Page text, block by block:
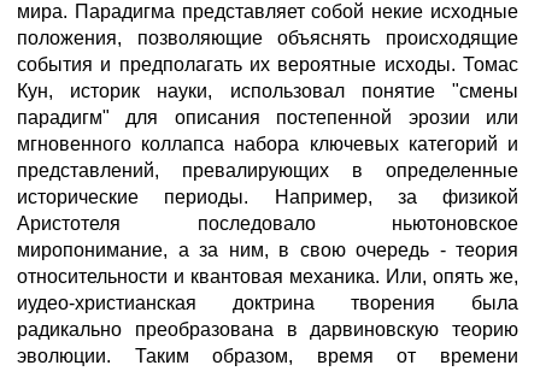
мира. Парадигма представляет собой некие исходные
положения, позволяющие объяснять происходящие
события и предполагать их вероятные исходы. Томас
Кун, историк науки, использовал понятие "смены
парадигм" для описания постепенной эрозии или
мгновенного коллапса набора ключевых категорий и
представлений, превалирующих в определенные
исторические периоды. Например, за физикой
Аристотеля последовало ньютоновское
миропонимание, а за ним, в свою очередь - теория
относительности и квантовая механика. Или, опять же,
иудео-христианская доктрина творения была
радикально преобразована в дарвиновскую теорию
эволюции. Таким образом, время от времени